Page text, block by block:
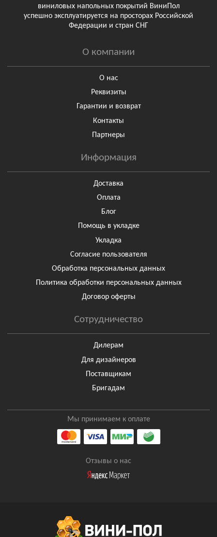
виниловых напольных покрытий ВиниПол
успешно эксплуатируется на просторах Российской
Федерации и стран СНГ
О компании
О нас
Реквизиты
Гарантии и возврат
Контакты
Партнеры
Информация
Доставка
Оплата
Блог
Помощь в укладке
Укладка
Согласие пользователя
Обработка персональных данных
Политика обработки персональных данных
Договор оферты
Сотрудничество
Дилерам
Для дизайнеров
Поставщикам
Бригадам
Мы принимаем к оплате
Отзывы о нас